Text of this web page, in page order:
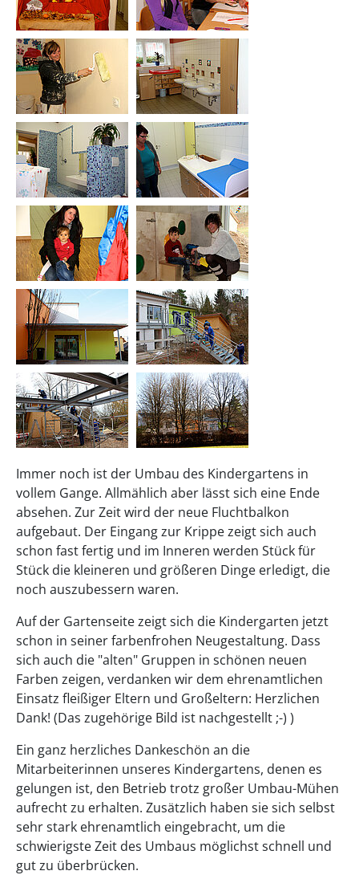
Immer noch ist der Umbau des Kindergartens in
vollem Gange. Allmählich aber lässt sich eine Ende
absehen. Zur Zeit wird der neue Fluchtbalkon
aufgebaut. Der Eingang zur Krippe zeigt sich auch
schon fast fertig und im Inneren werden Stück für
Stück die kleineren und größeren Dinge erledigt, die
noch auszubessern waren.
Auf der Gartenseite zeigt sich die Kindergarten jetzt
schon in seiner farbenfrohen Neugestaltung. Dass
sich auch die "alten" Gruppen in schönen neuen
Farben zeigen, verdanken wir dem ehrenamtlichen
Einsatz fleißiger Eltern und Großeltern: Herzlichen
Dank! (Das zugehörige Bild ist nachgestellt ;-) )
Ein ganz herzliches Dankeschön an die
Mitarbeiterinnen unseres Kindergartens, denen es
gelungen ist, den Betrieb trotz großer Umbau-Mühen
aufrecht zu erhalten. Zusätzlich haben sie sich selbst
sehr stark ehrenamtlich eingebracht, um die
schwierigste Zeit des Umbaus möglichst schnell und
gut zu überbrücken.